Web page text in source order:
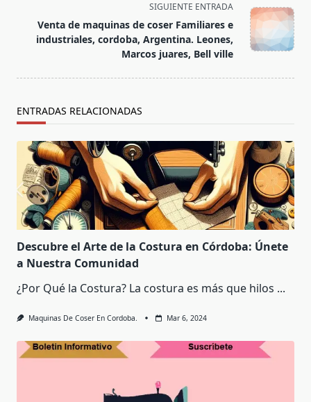
class="nav-
subtitle
SIGUIENTE ENTRADA
Venta de maquinas de coser Familiares e
industriales, cordoba, Argentina. Leones,
Marcos juares, Bell ville
ENTRADAS RELACIONADAS
Descubre el Arte de la Costura en Córdoba: Únete
a Nuestra Comunidad
¿Por Qué la Costura? La costura es más que hilos ...
Maquinas De Coser En Cordoba. Mar 6, 2024